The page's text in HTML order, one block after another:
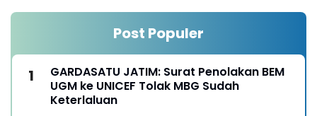
Post Populer
GARDASATU JATIM: Surat Penolakan BEM
UGM ke UNICEF Tolak MBG Sudah
Keterlaluan